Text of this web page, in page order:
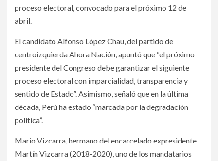
proceso electoral, convocado para el próximo 12 de
abril.
El candidato Alfonso López Chau, del partido de
centroizquierda Ahora Nación, apuntó que “el próximo
presidente del Congreso debe garantizar el siguiente
proceso electoral con imparcialidad, transparencia y
sentido de Estado”. Asimismo, señaló que en la última
década, Perú ha estado “marcada por la degradación
política”.
Mario Vizcarra, hermano del encarcelado expresidente
Martín Vizcarra (2018-2020), uno de los mandatarios